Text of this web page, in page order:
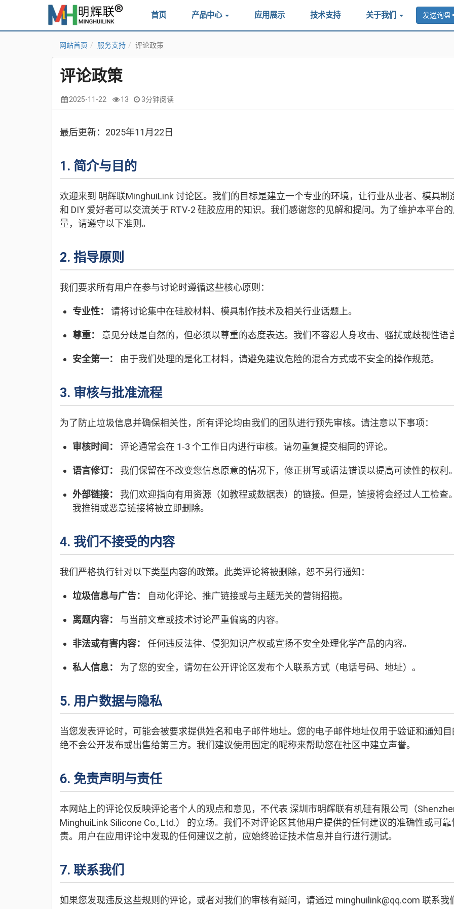
首页 产品中心 应用展示 技术支持 关于我们 发送询盘
网站首页 服务支持 评论政策
评论政策
2025-11-22 13 3分钟阅读
最后更新：2025年11月22日
1. 简介与目的
欢迎来到 明辉联MinghuiLink 讨论区。我们的目标是建立一个专业的环境，让行业从业者、模具制
和 DIY 爱好者可以交流关于 RTV-2 硅胶应用的知识。我们感谢您的见解和提问。为了维护本平台
量，请遵守以下准则。
2. 指导原则
我们要求所有用户在参与讨论时遵循这些核心原则：
专业性： 请将讨论集中在硅胶材料、模具制作技术及相关行业话题上。
尊重： 意见分歧是自然的，但必须以尊重的态度表达。我们不容忍人身攻击、骚扰或歧视性语
安全第一： 由于我们处理的是化工材料，请避免建议危险的混合方式或不安全的操作规范。
3. 审核与批准流程
为了防止垃圾信息并确保相关性，所有评论均由我们的团队进行预先审核。请注意以下事项：
审核时间： 评论通常会在 1-3 个工作日内进行审核。请勿重复提交相同的评论。
语言修订： 我们保留在不改变您信息原意的情况下，修正拼写或语法错误以提高可读性的权利
外部链接：
我们欢迎指向有用资源（如教程或数据表）的链接。但是，链接将会经过人工检查
我推销或恶意链接将被立即删除。
4. 我们不接受的内容
我们严格执行针对以下类型内容的政策。此类评论将被删除，恕不另行通知：
垃圾信息与广告： 自动化评论、推广链接或与主题无关的营销招揽。
离题内容： 与当前文章或技术讨论严重偏离的内容。
非法或有害内容： 任何违反法律、侵犯知识产权或宣扬不安全处理化学产品的内容。
私人信息： 为了您的安全，请勿在公开评论区发布个人联系方式（电话号码、地址）。
5. 用户数据与隐私
当您发表评论时，可能会被要求提供姓名和电子邮件地址。您的电子邮件地址仅用于验证和通知
绝不会公开发布或出售给第三方。我们建议使用固定的昵称来帮助您在社区中建立声誉。
6. 免责声明与责任
本网站上的评论仅反映评论者个人的观点和意见，不代表 深圳市明辉联有机硅有限公司（
MinghuiLink Silicone Co., Ltd.） 的立场。我们不对评论区其他用户提供的任何建议的准确性或可靠
责。用户在应用评论中发现的任何建议之前，应始终验证技术信息并自行进行测试。
7. 联系我们
如果您发现违反这些规则的评论，或者对我们的审核有疑问，请通过 minghuilink@qq.com 联系我